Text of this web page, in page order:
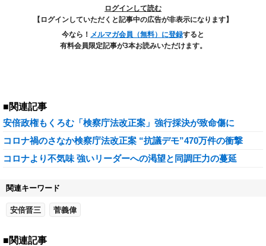
ログインして読む
【ログインしていただくと記事中の広告が非表示になります】
今なら！ メルマガ会員（無料）に登録すると
有料会員限定記事が3本お読みいただけます。
■関連記事
安倍政権もくろむ「検察庁法改正案」強行採決が致命傷に
コロナ禍のさなか検察庁法改正案 “抗議デモ”470万件の衝撃
コロナより不気味 強いリーダーへの渇望と同調圧力の蔓延
関連キーワード
安倍晋三 菅義偉
■関連記事